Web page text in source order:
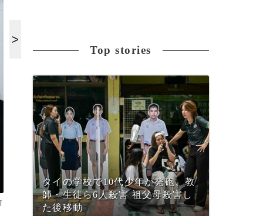
Top stories
タイの学校で10代少年が発砲、教
師・生徒ら6人殺害 祖父母殺害し
た後移動